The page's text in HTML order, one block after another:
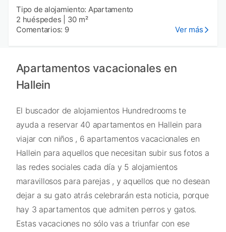
Tipo de alojamiento: Apartamento
2 huéspedes
30 m²
Comentarios: 9
Ver más
Apartamentos vacacionales en
Hallein
El buscador de alojamientos Hundredrooms te
ayuda a reservar 40 apartamentos en Hallein para
viajar con niños , 6 apartamentos vacacionales en
Hallein para aquellos que necesitan subir sus fotos a
las redes sociales cada día y 5 alojamientos
maravillosos para parejas , y aquellos que no desean
dejar a su gato atrás celebrarán esta noticia, porque
hay 3 apartamentos que admiten perros y gatos.
Estas vacaciones no sólo vas a triunfar con ese